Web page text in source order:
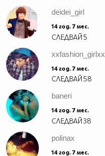
deidei_girl
14 год. 7 мес.
СЛЕДВАЙ5
xxfashion_girlxx
14 год. 7 мес.
СЛЕДВАЙ58
baneri
14 год. 7 мес.
СЛЕДВАЙ38
polinax
14 год. 7 мес.